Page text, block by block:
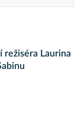
režiséra Laurina